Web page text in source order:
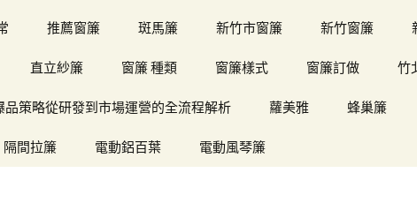
推薦窗簾 斑馬簾 新竹市窗簾 新竹窗簾
直立紗簾 窗簾 種類 窗簾樣式 窗簾訂做 竹
品策略從研發到市場運營的全流程解析 蘿美雅 蜂巢簾
隔間拉簾 電動鋁百葉 電動風琴簾